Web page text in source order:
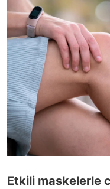
Etkili maskelerle